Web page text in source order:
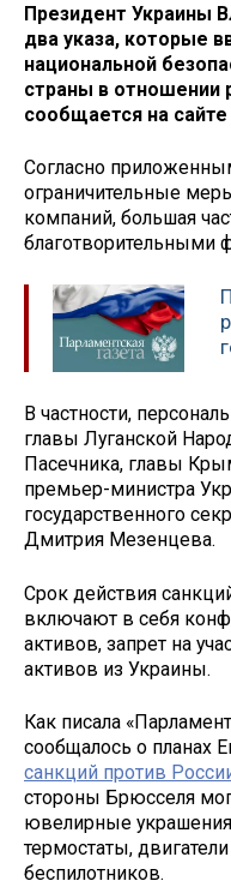
Президент Украины
два указа, которые
национальной
страны в отношении
сообщается на
Согласно
ограничительные
компаний, большая
благотворительными
В частности,
главы Луганской
Пасечника, главы
премьер-министра
государственного
Дмитрия Мезенцева.
Срок действия
включают в себя
активов, запрет на
активов из Украины.
Как писала
сообщалось о планах
санкций против
стороны Брюсселя
ювелирные
термостаты,
беспилотников.